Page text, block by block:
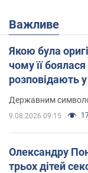
Важливе
Якою була
чому її
розповідають
Державним
9.08.2026 09:15
Олександру
трьох дітей